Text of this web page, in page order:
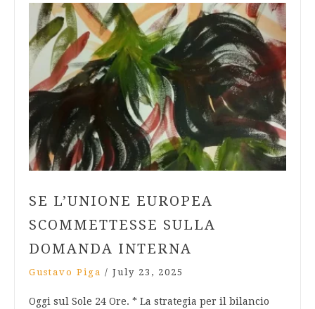
SE L’UNIONE EUROPEA
SCOMMETTESSE SULLA
DOMANDA INTERNA
Gustavo Piga / July 23, 2025
Oggi sul Sole 24 Ore. * La strategia per il bilancio